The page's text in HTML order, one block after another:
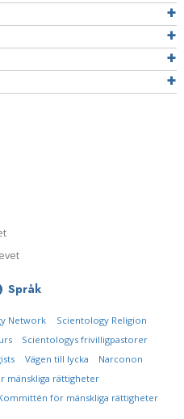
Språk
Network
Scientology Religion
Scientologys frivilligpastorer
Vägen till lycka
Narconon
mänskliga rättigheter
för mänskliga rättigheter